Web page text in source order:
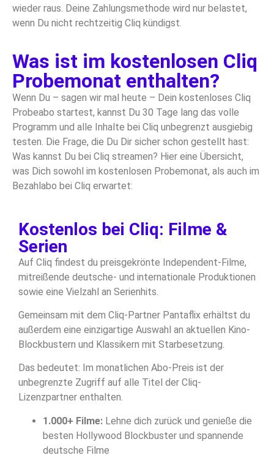
wieder raus. Deine Zahlungsmethode wird nur belastet,
wenn Du nicht rechtzeitig Cliq kündigst.
Was ist im kostenlosen Cliq
Probemonat enthalten?
Wenn Du – sagen wir mal heute – Dein kostenloses Cliq
Probeabo startest, kannst Du 30 Tage lang das volle
Programm und alle Inhalte bei Cliq unbegrenzt ausgiebig
testen. Die Frage, die Du Dir sicher schon gestellt hast:
Was kannst Du bei Cliq streamen? Hier eine Übersicht,
was Dich sowohl im kostenlosen Probemonat, als auch im
Bezahlabo bei Cliq erwartet:
Kostenlos bei Cliq: Filme &
Serien
Auf Cliq findest du preisgekrönte Independent-Filme,
mitreißende deutsche- und internationale Produktionen
sowie eine Vielzahl an Serienhits.
Gemeinsam mit dem Cliq-Partner Pantaflix erhältst du
außerdem eine einzigartige Auswahl an aktuellen Kino-
Blockbustern und Klassikern mit Starbesetzung.
Das bedeutet: Im monatlichen Abo-Preis ist der
unbegrenzte Zugriff auf alle Titel der Cliq-
Lizenzpartner enthalten.
1.000+ Filme: Lehne dich zurück und genieße die
besten Hollywood Blockbuster und spannende
deutsche Filme